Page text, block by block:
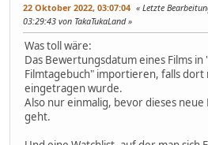
22 Oktober 2022, 03:07:04 Letzte
03:29:43 von TakaTukaLand
Was toll wäre:
Das Bewertungsdatum eines Films
Filmtagebuch" importieren, falls dort
eingetragen wurde.
Also nur einmalig, bevor dieses
geht.